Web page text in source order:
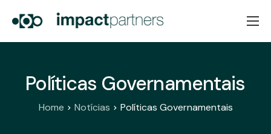
Home
Serviços
Políticas Governamentais
Home Notícias Políticas Governamentais